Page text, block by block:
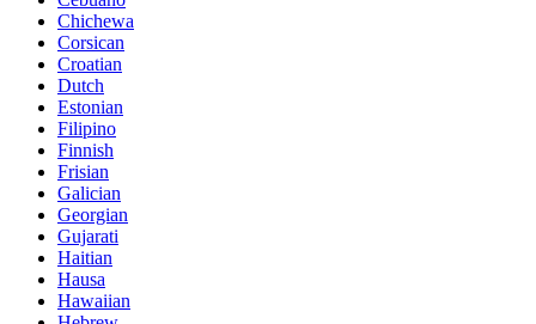
Chichewa
Corsican
Croatian
Dutch
Estonian
Filipino
Finnish
Frisian
Galician
Georgian
Gujarati
Haitian
Hausa
Hawaiian